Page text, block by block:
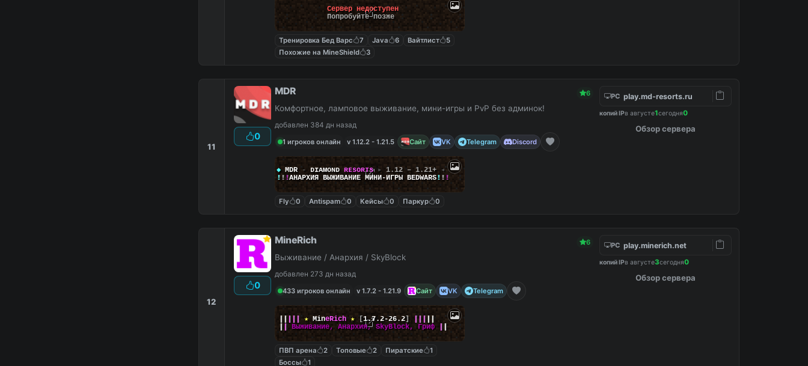
Сервер недоступен
Попробуйте позже
Тренировка Бед Варс 7 Java 6 Вайтлист
5
Похожие на MineShield
3
11
0
MDR 6
Комфортное, ламповое выживание, мини-игры и PvP без админок!
добавлен 384 дн назад
1 игроков онлайн
v 1.12.2 - 1.21.5 Сайт VK Telegram Discord
◆ MDR - ᴅɪᴀᴍᴏɴᴅ ʀᴇsoʀᴛs ▸ 1.12 – 1.21+ ◂
!! !АНАРХИЯ ВЫЖИВАНИЕ МИНИ‑ИГРЫ BEDWARS! ! !
Fly 0 Antispam 0 Кейсы 0 Паркур 0
PC play.md-resorts.ru
копий IPв августе1сегодня0
Обзор сервера
12
0
MineRich 6
Выживание / Анархия / SkyBlock
добавлен 273 дн назад
433 игроков онлайн
v 1.7.2 - 1.21.9 Сайт VK Telegram
| | | ★ MineRich★ [1.7.2-26.2] |
Выживание, Анархия, SkyBlock, Гриф
ПВП арена 2 Топовые 2 Пиратские
1
Боссы
1
PC play.minerich.net
копий IPв августе3сегодня0
Обзор сервера